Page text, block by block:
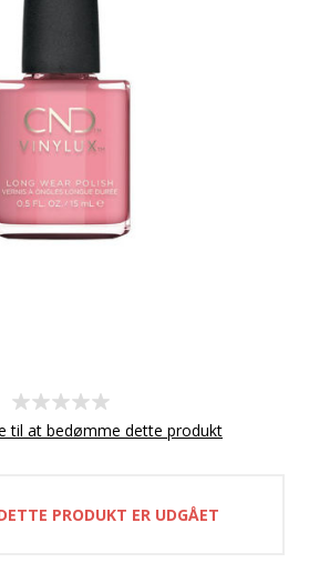
til at bedømme dette produkt
PRODUKT ER UDGÅET